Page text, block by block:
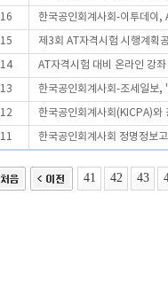
16 한국공인회계사회-이투데이,
15 제3회 AT자격시험 시행계획
14 AT자격시험 대비 온라인 강
13 한국공인회계사회-조세일보,
12 한국공인회계사회(KICPA)와
11 한국공인회계사회 정명정보
41 42 43